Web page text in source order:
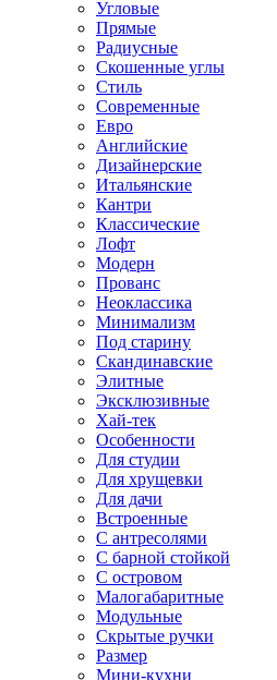
Угловые
Прямые
Радиусные
Скошенные углы
Стиль
Современные
Евро
Английские
Дизайнерские
Итальянские
Кантри
Классические
Лофт
Модерн
Прованс
Неоклассика
Минимализм
Под старину
Скандинавские
Элитные
Эксклюзивные
Хай-тек
Особенности
Для студии
Для хрущевки
Для дачи
Встроенные
С антресолями
С барной стойкой
С островом
Малогабаритные
Модульные
Скрытые ручки
Размер
Мини-кухни